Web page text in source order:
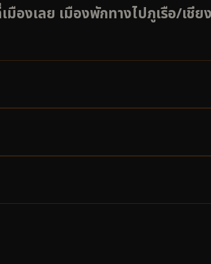
องเลย เมืองพักทางไปภูเรือ/เชี